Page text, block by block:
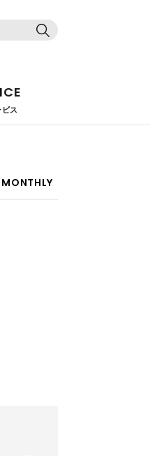
ス
MONTHLY